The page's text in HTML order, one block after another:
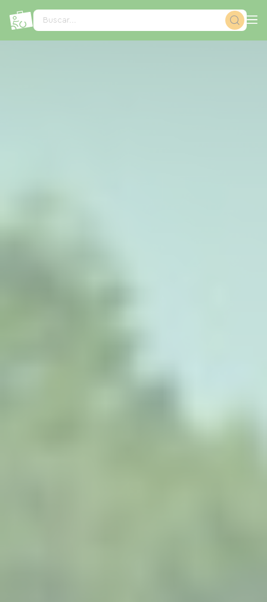
Buscar...
Panel de gestión de cookies